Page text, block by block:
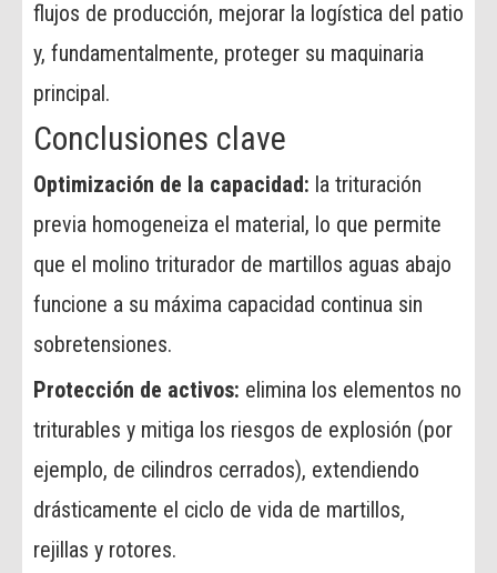
flujos de producción, mejorar la logística del patio
y, fundamentalmente, proteger su maquinaria
principal.
Conclusiones clave
Optimización de la capacidad: la trituración
previa homogeneiza el material, lo que permite
que el molino triturador de martillos aguas abajo
funcione a su máxima capacidad continua sin
sobretensiones.
Protección de activos: elimina los elementos no
triturables y mitiga los riesgos de explosión (por
ejemplo, de cilindros cerrados), extendiendo
drásticamente el ciclo de vida de martillos,
rejillas y rotores.